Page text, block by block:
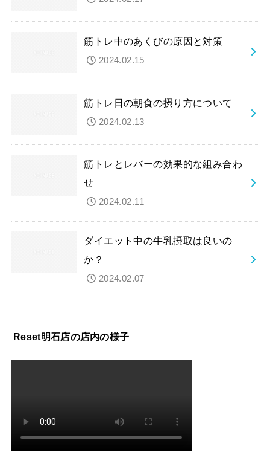
筋トレ中のあくびの原因と対策
2024.02.15
筋トレ日の朝食の摂り方について
2024.02.13
筋トレとレバーの効果的な組み合わ
せ
2024.02.11
ダイエット中の牛乳摂取は良いの
か？
2024.02.07
Reset明石店の店内の様子